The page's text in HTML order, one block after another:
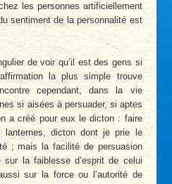
les personnes artificiellement
sentiment de la personnalité est
de voir qu’il est des gens si
la plus simple trouve
cependant, dans la vie
si aisées à persuader, si aptes
a créé pour eux le dicton : faire
dicton dont je prie le
; mais la facilité de persuasion
sur la faiblesse d’esprit de celui
sur la force ou l’autorité de